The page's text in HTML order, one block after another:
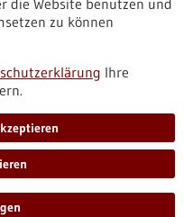
die Website benutzen und
zu können
Ihre